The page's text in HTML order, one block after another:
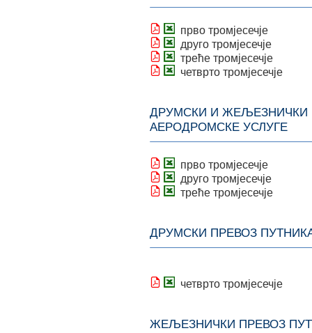
прво тромјесечје
друго тромјесечје
треће тромјесечје
четврто тромјесечје
ДРУМСКИ И ЖЕЉЕЗНИЧКИ
АЕРОДРОМСКЕ УСЛУГЕ
прво тромјесечје
друго тромјесечје
треће тромјесечје
ДРУМСКИ ПРЕВОЗ
четврто тромјесечје
ЖЕЉЕЗНИЧКИ ПРЕВОЗ